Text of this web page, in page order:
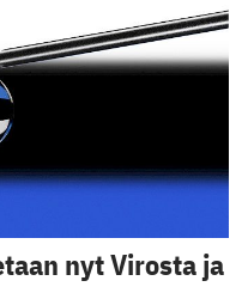
nyt Virosta ja